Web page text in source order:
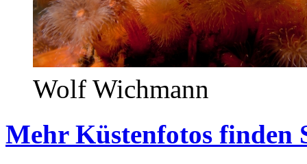
Wolf Wichmann
Mehr Küstenfotos finden